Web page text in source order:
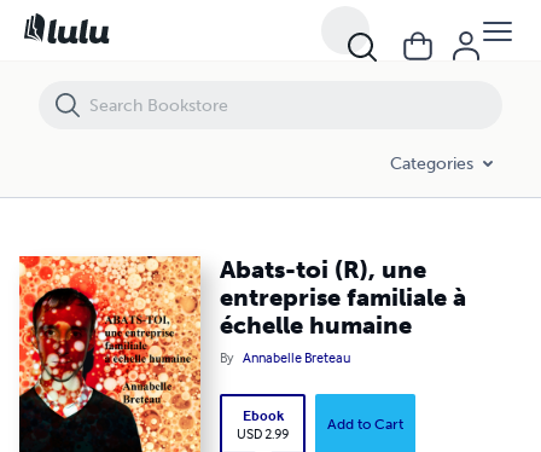
Categories
Abats-toi (R), une
entreprise familiale à
échelle humaine
By Annabelle Breteau
Ebook
USD 2.99
Add to Cart
Abats-toi (R), une entreprise familiale à échelle humaine